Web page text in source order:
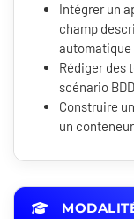
Intégrer un
champ
automatique
Rédiger des
scénario
Construire
un conteneur